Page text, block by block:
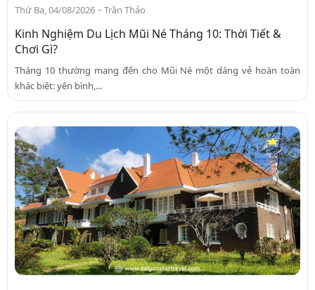
Thứ Ba, 04/08/2026 - Trần Thảo
Kinh Nghiệm Du Lịch Mũi Né Tháng 10: Thời Tiết &
Chơi Gì?
Tháng 10 thường mang đến cho Mũi Né một dáng vẻ hoàn toàn
khác biệt: yên bình,...